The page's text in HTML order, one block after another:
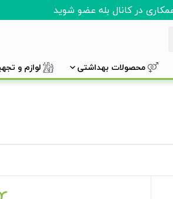
در کانال بله عضو شوید
محصولات بهداشتی لوازم و